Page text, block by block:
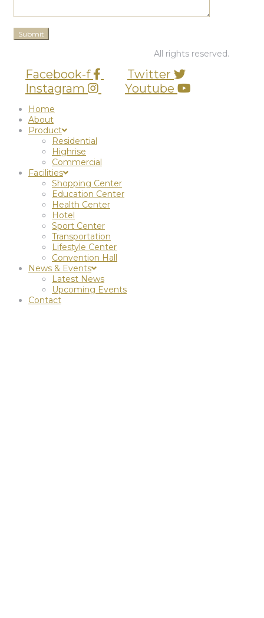
All rights reserved.
Facebook-f
Twitter
Instagram
Youtube
Home
About
Product
Residential
Highrise
Commercial
Facilities
Shopping Center
Education Center
Health Center
Hotel
Sport Center
Transportation
Lifestyle Center
Convention Hall
News & Events
Latest News
Upcoming Events
Contact